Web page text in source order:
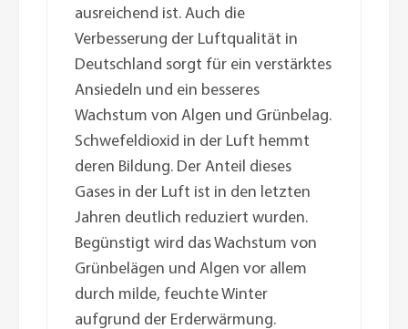
ausreichend ist. Auch die
Verbesserung der Luftqualität in
Deutschland sorgt für ein verstärktes
Ansiedeln und ein besseres
Wachstum von Algen und Grünbelag.
Schwefeldioxid in der Luft hemmt
deren Bildung. Der Anteil dieses
Gases in der Luft ist in den letzten
Jahren deutlich reduziert wurden.
Begünstigt wird das Wachstum von
Grünbelägen und Algen vor allem
durch milde, feuchte Winter
aufgrund der Erderwärmung.